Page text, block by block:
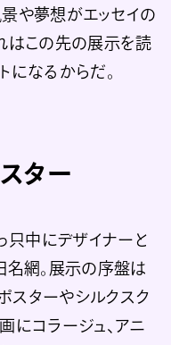
や夢想がエッセイの
はこの先の展示を読
になるからだ。
ター
只中にデザイナーと
名網。展示の序盤は
スターやシルクスク
にコラージュ、アニ